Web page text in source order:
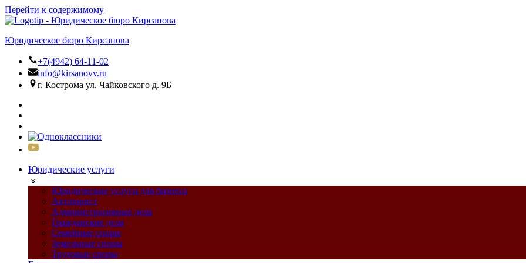
Перейти к содержимому
Юридическое бюро Кирсанова
+7(4942) 64-11-02
info@kirsanovv.ru
г. Кострома ул. Чайковского д. 9Б
Юридические услуги
Юридические услуги для бизнеса
Автоюрист
Административные дела
Гражданские дела
Семейные споры
Земельные споры
Трудовые споры